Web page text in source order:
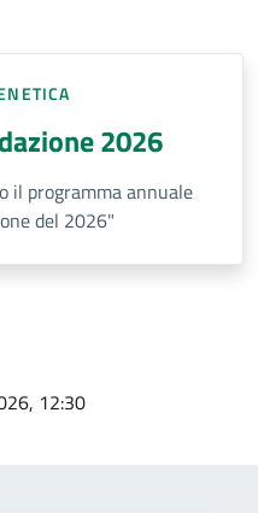
2026
il programma annuale
del 2026"
12:30